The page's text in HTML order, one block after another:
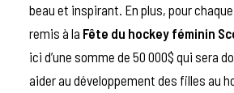
beau et inspirant. En plus, pour
remis à la Fête du hockey féminin
ici d’une somme de 50 000$ qui sera
aider au développement des filles au